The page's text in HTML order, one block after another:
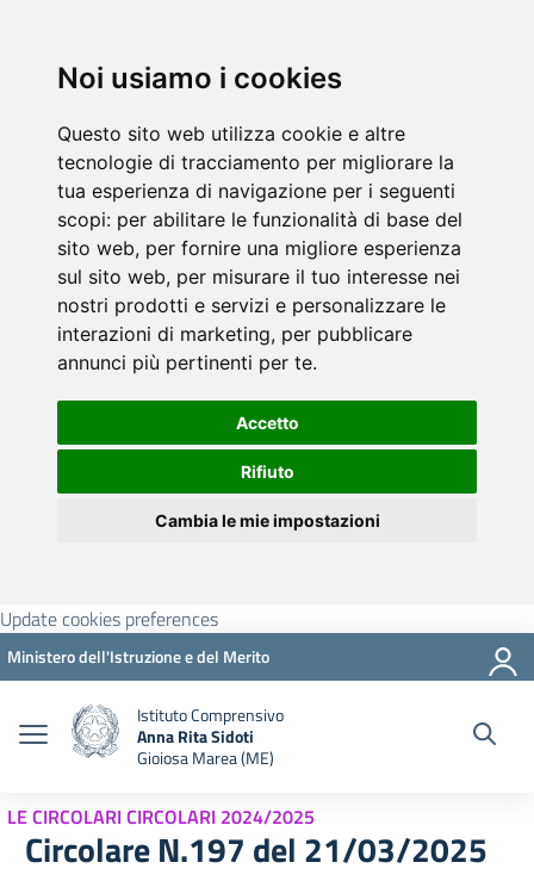
Noi usiamo i cookies
Questo sito web utilizza cookie e altre
tecnologie di tracciamento per migliorare la
tua esperienza di navigazione per i seguenti
scopi: per abilitare le funzionalità di base del
sito web, per fornire una migliore esperienza
sul sito web, per misurare il tuo interesse nei
nostri prodotti e servizi e personalizzare le
interazioni di marketing, per pubblicare
annunci più pertinenti per te.
Accetto
Rifiuto
Cambia le mie impostazioni
Update cookies preferences
Ministero dell'Istruzione e del Merito
Istituto Comprensivo
Anna Rita Sidoti
Gioiosa Marea (ME)
LE CIRCOLARI CIRCOLARI 2024/2025
Circolare N.197 del 21/03/2025